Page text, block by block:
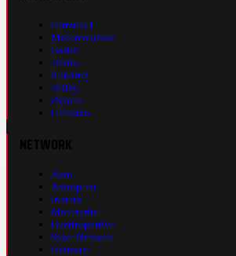
Formula 1
Motomondiale
Basket
Tennis
Running
Volley
eSports
Ciclismo
Auto
Autosprint
Inmoto
Motosprint
Guerinsportivo
Sport Network
Fantacup